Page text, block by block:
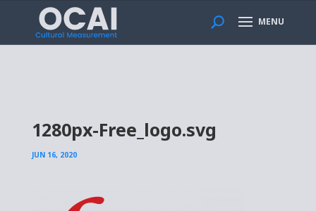
MENU
1280px-Free_logo.svg
JUN 16, 2020